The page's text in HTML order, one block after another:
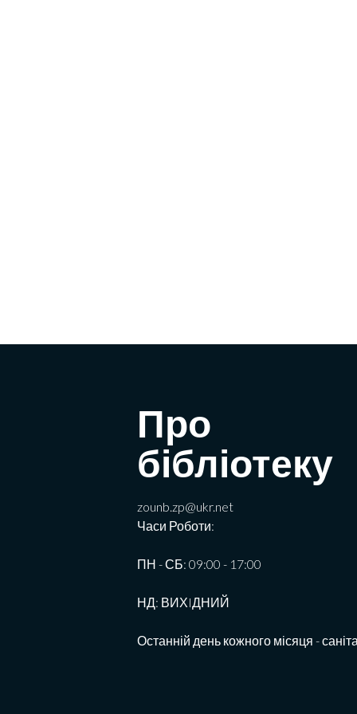
Про
бібліотеку
zounb.zp@ukr.net
Часи Роботи:
ПН - СБ: 09:00 - 17:00
НД: ВИХIДНИЙ
Останній день кожного місяця -